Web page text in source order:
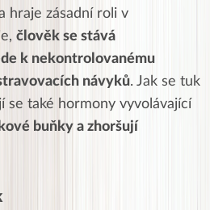
hraje zásadní roli v
člověk se stává
k nekontrolovanému
návyků. Jak se tuk
se také hormony vyvolávající
buňky a zhoršují